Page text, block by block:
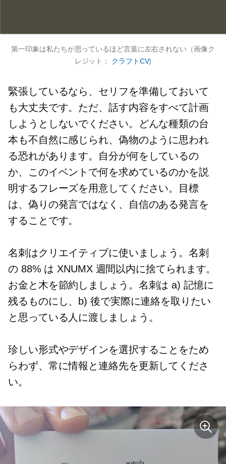
第一印象は私たちが思っているほど言葉に左右されない（画像ク
レジット： クラフトCV)
緊張しているなら、セリフを準備しておいて
も大丈夫です。ただ、話す内容をすべて計画
しようとしないでください。どんな種類の台
本も不自然に感じられ、偽物のように思われ
る恐れがあります。自分が何をしているの
か、このイベントで何を求めているのかを説
明するフレーズを用意してください。目標
は、偽りの発言ではなく、自信のある発言を
することです。
名刺はクリエイティブに使いましょう。名刺
の 88% は XNUMX 週間以内に捨てられます。
お金と木を節約しましょう。名刺は a) 記憶に
残るものにし、b) 後で実際に連絡を取りたい
と思っている人に渡しましょう。
珍しい形式やデザインを選択することをため
らわず、常に情報と連絡先を更新してくださ
い。